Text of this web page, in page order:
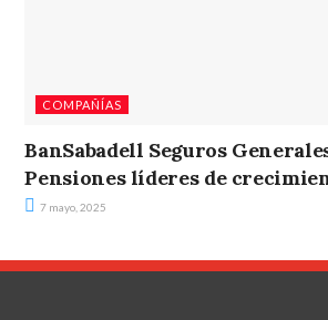
COMPAÑÍAS
BanSabadell Seguros
Pensiones líderes de
7 mayo, 2025